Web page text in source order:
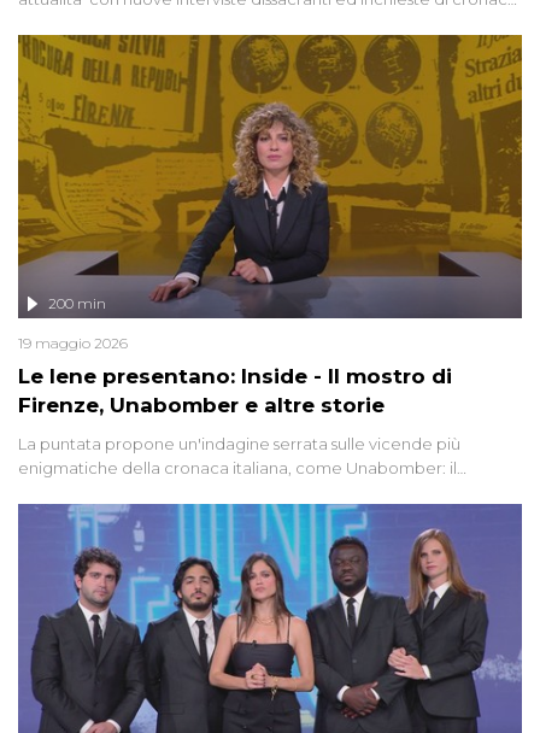
Le Iene presentano: Inside - Il mostro di
Firenze, Unabomber e altre storie
200 min
19 maggio 2026
La puntata propone un'indagine serrata sulle vicende più
enigmatiche della cronaca italiana, come Unabomber: il
'90 e il 2000 che, inquietantemente, potrebbe essere ancora in
libertà. Lo speciale affronta inoltre le zone d'ombra sul Mostro di
Firenze, le cui responsabilità appaiono ancora oggi avvolte in un
groviglio di dubbi mai chiariti. Nel corso dello speciale anche
l'intervista inedita a Olindo Romano, realizzata ne...